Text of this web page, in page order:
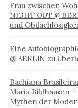
Frau zwischen
NIGHT OUT @
und
Eine
@ BERLIN zu
Bachiana
Maria Bildhausen –
Mythen der